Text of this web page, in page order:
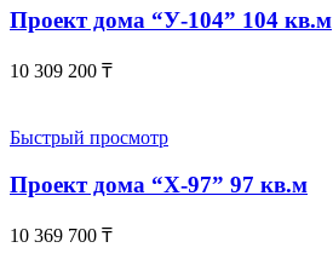
Проект дома “У-104” 104 кв.м
10 309 200 ₸
Быстрый просмотр
Проект дома “Х-97” 97 кв.м
10 369 700 ₸